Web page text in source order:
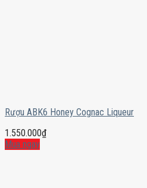
Rượu ABK6 Honey Cognac Liqueur
1.550.000₫
Mua ngay